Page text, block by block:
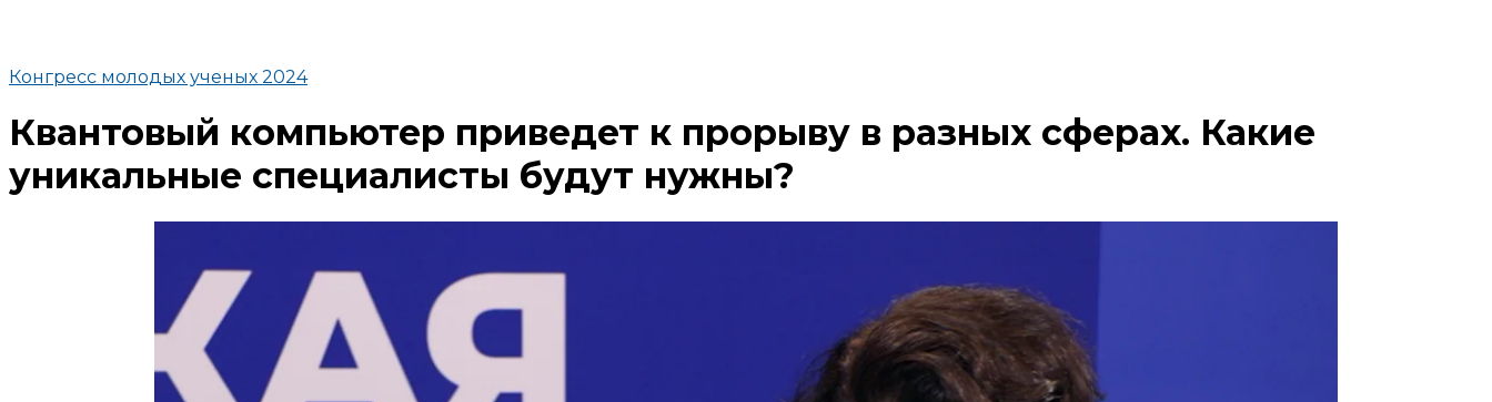
Конгресс молодых ученых 2024
Квантовый компьютер приведет к прорыву в разных сферах. Какие
уникальные специалисты будут нужны?